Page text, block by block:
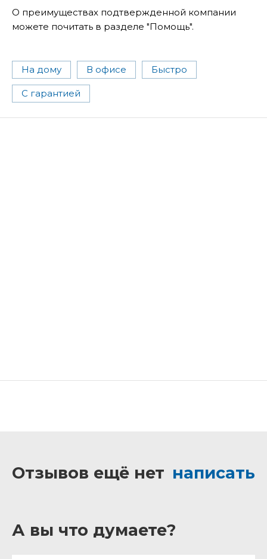
О преимуществах подтвержденной компании
можете почитать в разделе "Помощь".
На дому В офисе Быстро
С гарантией
Отзывов ещё нет написать
А вы что думаете?